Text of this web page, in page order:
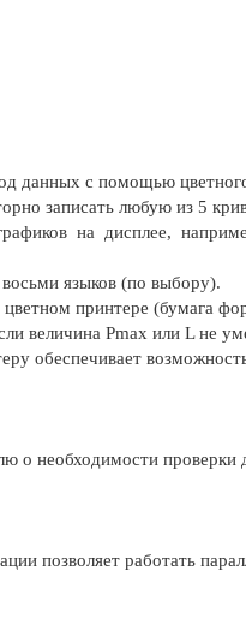
данных с помощью
записать любую из 5
на дисплее,
языков (по выбору).
цветном принтере (бумага
величина Pmax или L не
обеспечивает
о необходимости
позволяет работать